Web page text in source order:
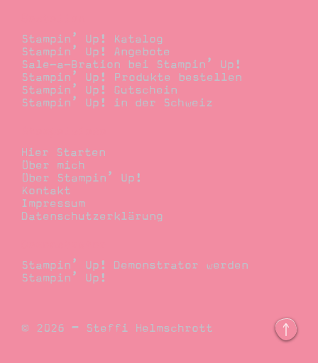
Stampin’ Up! Katalog
Stampin’ Up! Angebote
Sale-a-Bration bei Stampin’ Up!
Stampin’ Up! Produkte bestellen
Stampin’ Up! Gutschein
Stampin’ Up! in der Schweiz
Hier Starten
Über mich
Über Stampin’ Up!
Kontakt
Impressum
Datenschutzerklärung
Stampin’ Up! Demonstrator werden
Stampin’ Up!
© 2026 – Steffi Helmschrott